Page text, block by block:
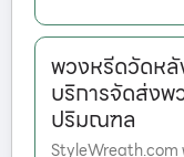
พวงหรีดวัดห
บริการจัดส่งพ
ปริมณฑล
StyleWreath.com